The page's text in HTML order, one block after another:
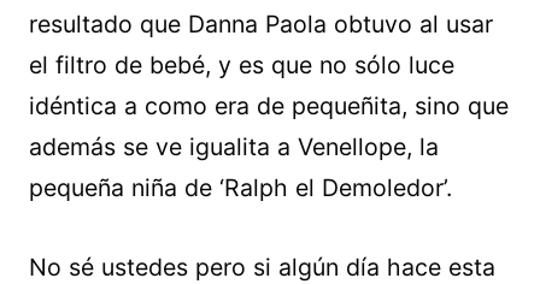
resultado que Danna Paola obtuvo al usar
el filtro de bebé, y es que no sólo luce
idéntica a como era de pequeñita, sino que
además se ve igualita a Venellope, la
pequeña niña de ‘Ralph el Demoledor’.
No sé ustedes pero si algún día hace esta